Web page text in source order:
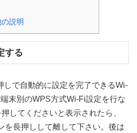
説明
する
しで自動的に設定を完了できるWi-
末別のWPS方式Wi-Fi設定を行な
してくださいと表示されたら、
を長押しして離して下さい。後は